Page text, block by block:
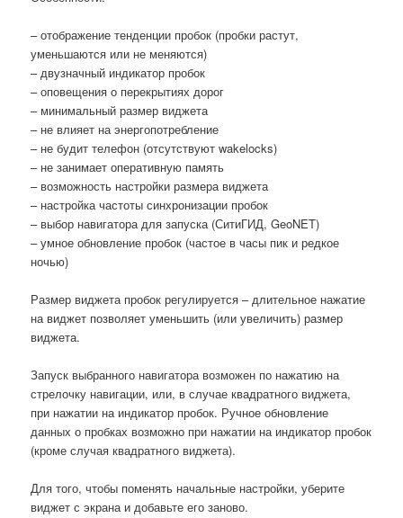
– отображение тенденции пробок (пробки растут,
уменьшаются или не меняются)
– двузначный индикатор пробок
– оповещения о перекрытиях дорог
– минимальный размер виджета
– не влияет на энергопотребление
– не будит телефон (отсутствуют wakelocks)
– не занимает оперативную память
– возможность настройки размера виджета
– настройка частоты синхронизации пробок
– выбор навигатора для запуска (СитиГИД, GeoNET)
– умное обновление пробок (частое в часы пик и редкое
ночью)
Размер виджета пробок регулируется – длительное нажатие
на виджет позволяет уменьшить (или увеличить) размер
виджета.
Запуск выбранного навигатора возможен по нажатию на
стрелочку навигации, или, в случае квадратного виджета,
при нажатии на индикатор пробок. Ручное обновление
данных о пробках возможно при нажатии на индикатор пробок
(кроме случая квадратного виджета).
Для того, чтобы поменять начальные настройки, уберите
виджет с экрана и добавьте его заново.